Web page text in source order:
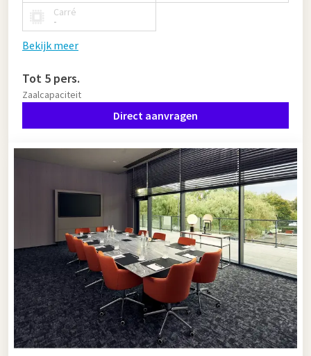
Carré
-
Bekijk meer
Tot 5 pers.
Zaalcapaciteit
Direct aanvragen